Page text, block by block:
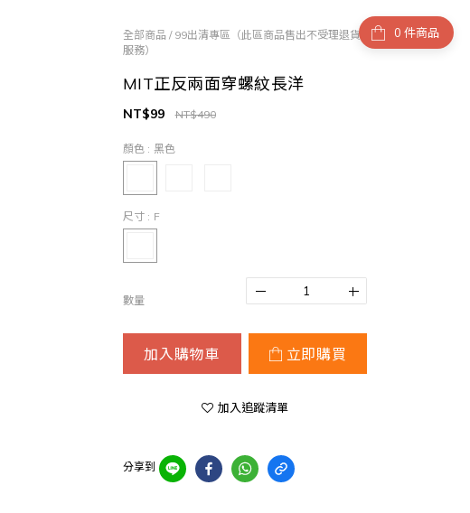
件商品
全部商品 / 99出清專區（此區商品售出不受理退貨
服務）
MIT正反兩面穿螺紋長洋
NT$490
NT$99
顏色 : 黑色
尺寸 : F
數量
加入購物車 立即購買
加入追蹤清單
分享到